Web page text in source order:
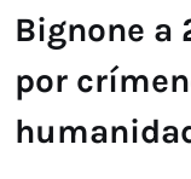
Bignone a
por